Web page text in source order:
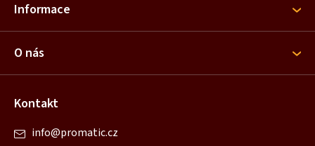
t
e
Informace
O nás
Kontakt
info@promatic.cz